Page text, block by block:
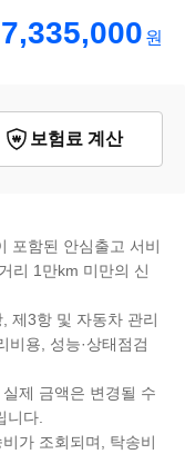
7,335,000 원
보험료 계산
포함된 안심출고 서비
리 1만km 미만의 신
제3항 및 자동차 관리
비용, 성능·상태점검
제 금액은 변경될 수
니다.
가 조회되며, 탁송비